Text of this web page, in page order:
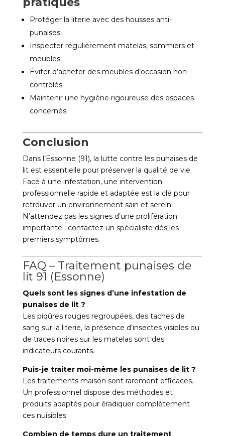
Protéger la literie avec des housses anti-
punaises.
Inspecter régulièrement matelas, sommiers et
meubles.
Éviter d’acheter des meubles d’occasion non
contrôlés.
Maintenir une hygiène rigoureuse des espaces
concernés.
Conclusion
Dans l’Essonne (91), la lutte contre les punaises de
lit est essentielle pour préserver la qualité de vie.
Face à une infestation, une intervention
professionnelle rapide et adaptée est la clé pour
retrouver un environnement sain et serein.
N’attendez pas les signes d’une prolifération
importante : contactez un spécialiste dès les
premiers symptômes.
FAQ – Traitement punaises de
lit 91 (Essonne)
Quels sont les signes d’une infestation de
punaises de lit ?
Les piqûres rouges regroupées, des taches de
sang sur la literie, la présence d’insectes visibles ou
de traces noires sur les matelas sont des
indicateurs courants.
Puis-je traiter moi-même les punaises de lit ?
Les traitements maison sont rarement efficaces.
Un professionnel dispose des méthodes et
produits adaptés pour éradiquer complètement
ces nuisibles.
Combien de temps dure un traitement